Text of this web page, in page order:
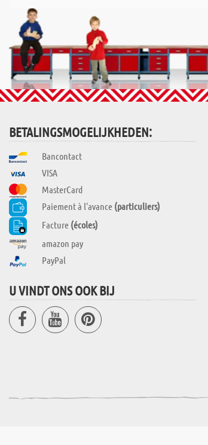
BETALINGSMOGELIJKHEDEN:
Bancontact
VISA
MasterCard
Paiement à l'avance (particuliers)
Facture (écoles)
amazon pay
PayPal
U VINDT ONS OOK BIJ